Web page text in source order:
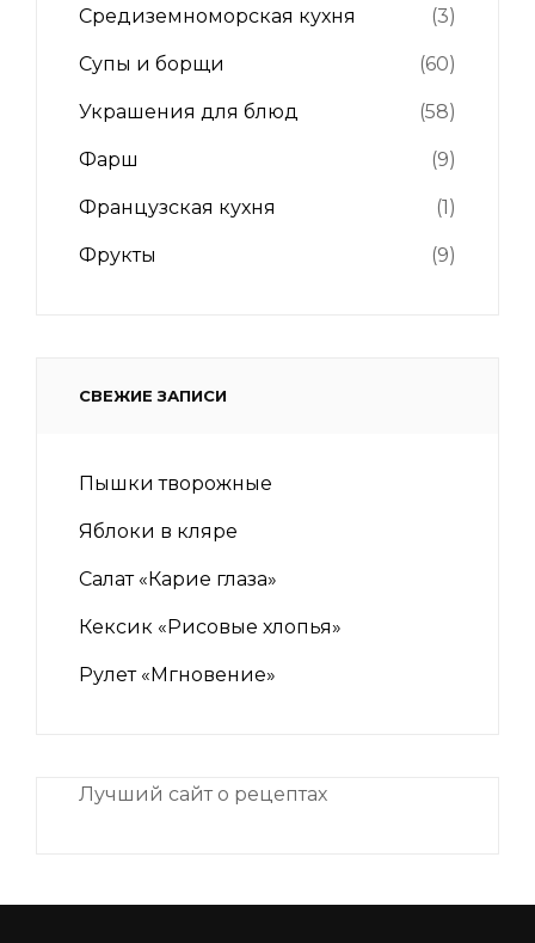
Средиземноморская кухня (3)
Супы и борщи (60)
Украшения для блюд (58)
Фарш (9)
Французская кухня (1)
Фрукты (9)
СВЕЖИЕ ЗАПИСИ
Пышки творожные
Яблоки в кляре
Салат «Карие глаза»
Кексик «Рисовые хлопья»
Рулет «Мгновение»
Лучший сайт о рецептах